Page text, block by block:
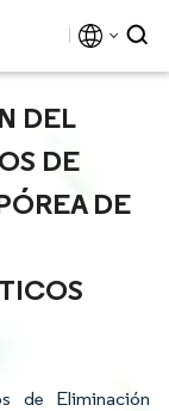
DEL
DE
DE
de Eliminación